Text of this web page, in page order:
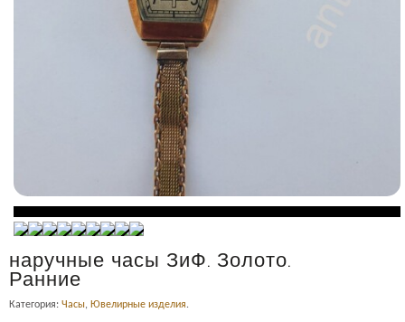
наручные часы ЗиФ. Золото.
Ранние
Категория: Часы, Ювелирные изделия.